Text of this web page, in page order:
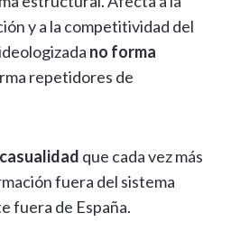
y a la competitividad del
no forma
repetidores de
que cada vez más
fuera del sistema
fuera de España.